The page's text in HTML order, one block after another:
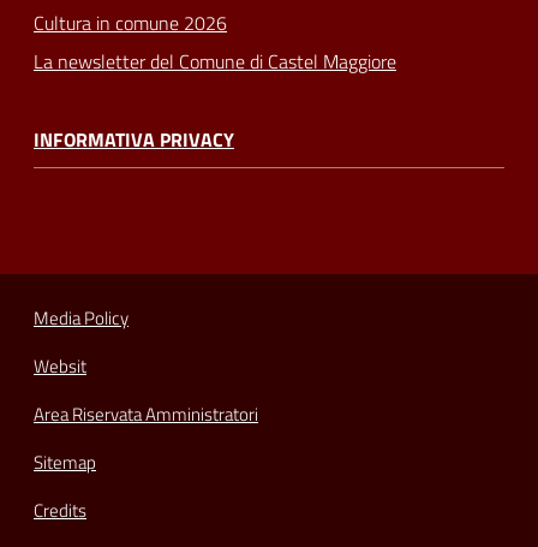
Cultura in comune 2026
La newsletter del Comune di Castel Maggiore
INFORMATIVA PRIVACY
Media Policy
Websit
Area Riservata Amministratori
Sitemap
Credits